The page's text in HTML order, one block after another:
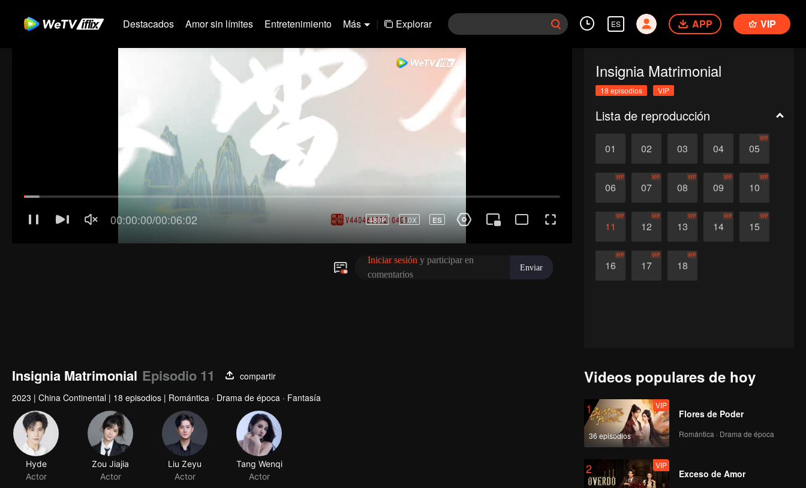
Destacados Amor sin límites Entretenimiento Más | Explorar ES APP VIP
Insignia Matrimonial
18 episodios VIP
Lista de reproducción
01 02 03 04 05
VIP
06
VIP
07
VIP
08
VIP
09
VIP
10
VIP
11
VIP
12
VIP
13
VIP
14
VIP
15
VIP
16
VIP
17
VIP
18
VIP
Insignia Matrimonial Episodio 11
compartir
2023 | China Continental | 18 episodios | Romántica · Drama de época · Fantasía
Videos populares de hoy
1
36 episodios
VIP
Flores de Poder
Romántica · Drama de época
2 VIP
Exceso de Amor